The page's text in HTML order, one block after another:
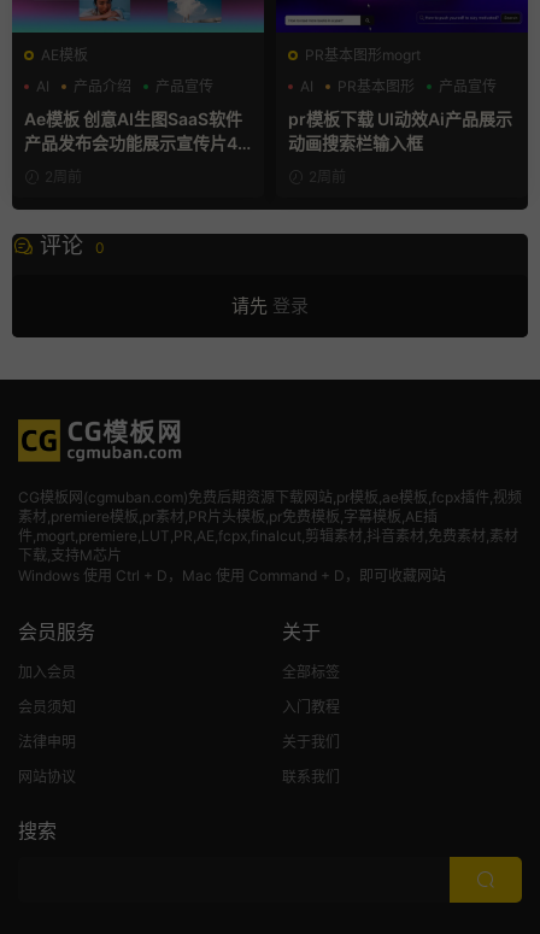
AE模板
AI
产品介绍 产品宣传
Ae模板 创意AI生图SaaS软件
产品发布会功能展示宣传片4K
片头2周前
PR基本图形mogrt
AI
PR基本图形 产品宣传
pr模板下载 UI动效Ai产品展示
动画搜索栏输入框
2周前
评论 0
请先 登录
CG模板网(cgmuban.com)免费后期资源下载网站,pr模板,ae模板,fcpx插件,视频
素材 ,premiere模板,pr素材,PR片头模板,pr免费模板,字幕模板,AE插
件,mogrt,premiere,LUT,PR,AE,fcpx,finalcut,剪辑素材,抖音素材,免费素材,素材
下载,支持M芯片
Windows 使用 Ctrl + D，Mac 使用 Command + D，即可收藏网站
会员服务
加入会员
会员须知
法律申明
网站协议
关于
全部标签
入门教程
关于我们
联系我们
搜索